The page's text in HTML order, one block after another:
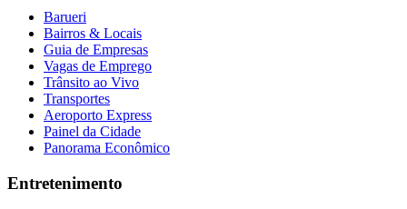
Barueri
Bairros & Locais
Guia de Empresas
Vagas de Emprego
Trânsito ao Vivo
Transportes
Aeroporto Express
Painel da Cidade
Panorama Econômico
Entretenimento